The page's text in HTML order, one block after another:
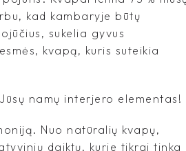
kad kambaryje būtų
sukelia gyvus
kvapą, kuris suteikia
namų interjero elementas!
Nuo natūralių kvapų,
daiktų, kurie tikrai tinka